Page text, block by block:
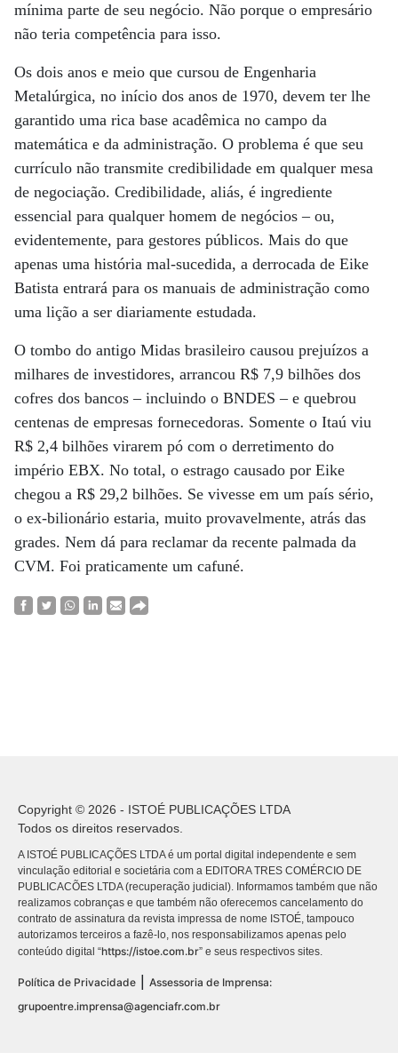
mínima parte de seu negócio. Não porque o empresário
não teria competência para isso.
Os dois anos e meio que cursou de Engenharia
Metalúrgica, no início dos anos de 1970, devem ter lhe
garantido uma rica base acadêmica no campo da
matemática e da administração. O problema é que seu
currículo não transmite credibilidade em qualquer mesa
de negociação. Credibilidade, aliás, é ingrediente
essencial para qualquer homem de negócios – ou,
evidentemente, para gestores públicos. Mais do que
apenas uma história mal-sucedida, a derrocada de Eike
Batista entrará para os manuais de administração como
uma lição a ser diariamente estudada.
O tombo do antigo Midas brasileiro causou prejuízos a
milhares de investidores, arrancou R$ 7,9 bilhões dos
cofres dos bancos – incluindo o BNDES – e quebrou
centenas de empresas fornecedoras. Somente o Itaú viu
R$ 2,4 bilhões virarem pó com o derretimento do
império EBX. No total, o estrago causado por Eike
chegou a R$ 29,2 bilhões. Se vivesse em um país sério,
o ex-bilionário estaria, muito provavelmente, atrás das
grades. Nem dá para reclamar da recente palmada da
CVM. Foi praticamente um cafuné.
Copyright © 2026 - ISTOÉ PUBLICAÇÕES LTDA
Todos os direitos reservados.
A ISTOÉ PUBLICAÇÕES LTDA é um portal digital independente e sem
vinculação editorial e societária com a EDITORA TRES COMÉRCIO DE
PUBLICACÕES LTDA (recuperação judicial). Informamos também que não
realizamos cobranças e que também não oferecemos cancelamento do
contrato de assinatura da revista impressa de nome ISTOÉ, tampouco
autorizamos terceiros a fazê-lo, nos responsabilizamos apenas pelo
conteúdo digital “https://istoe.com.br” e seus respectivos sites.
Política de Privacidade
Assessoria de Imprensa:
grupoentre.imprensa@agenciafr.com.br